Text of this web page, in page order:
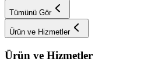
Tümünü Gör
Ürün ve Hizmetler
Ürün ve Hizmetler